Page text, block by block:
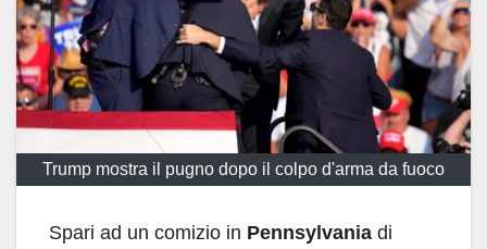
Trump mostra il pugno dopo il colpo d'arma da fuoco
Spari ad un comizio in Pennsylvania di